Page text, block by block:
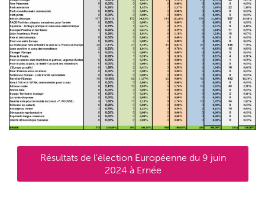
Résultats de l’élection Européenne du 9 juin
2024 à Ernée